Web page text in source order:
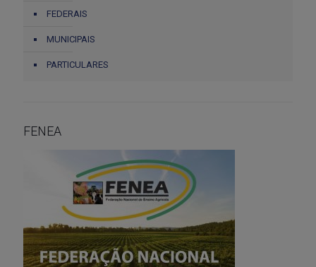
FEDERAIS
MUNICIPAIS
PARTICULARES
FENEA